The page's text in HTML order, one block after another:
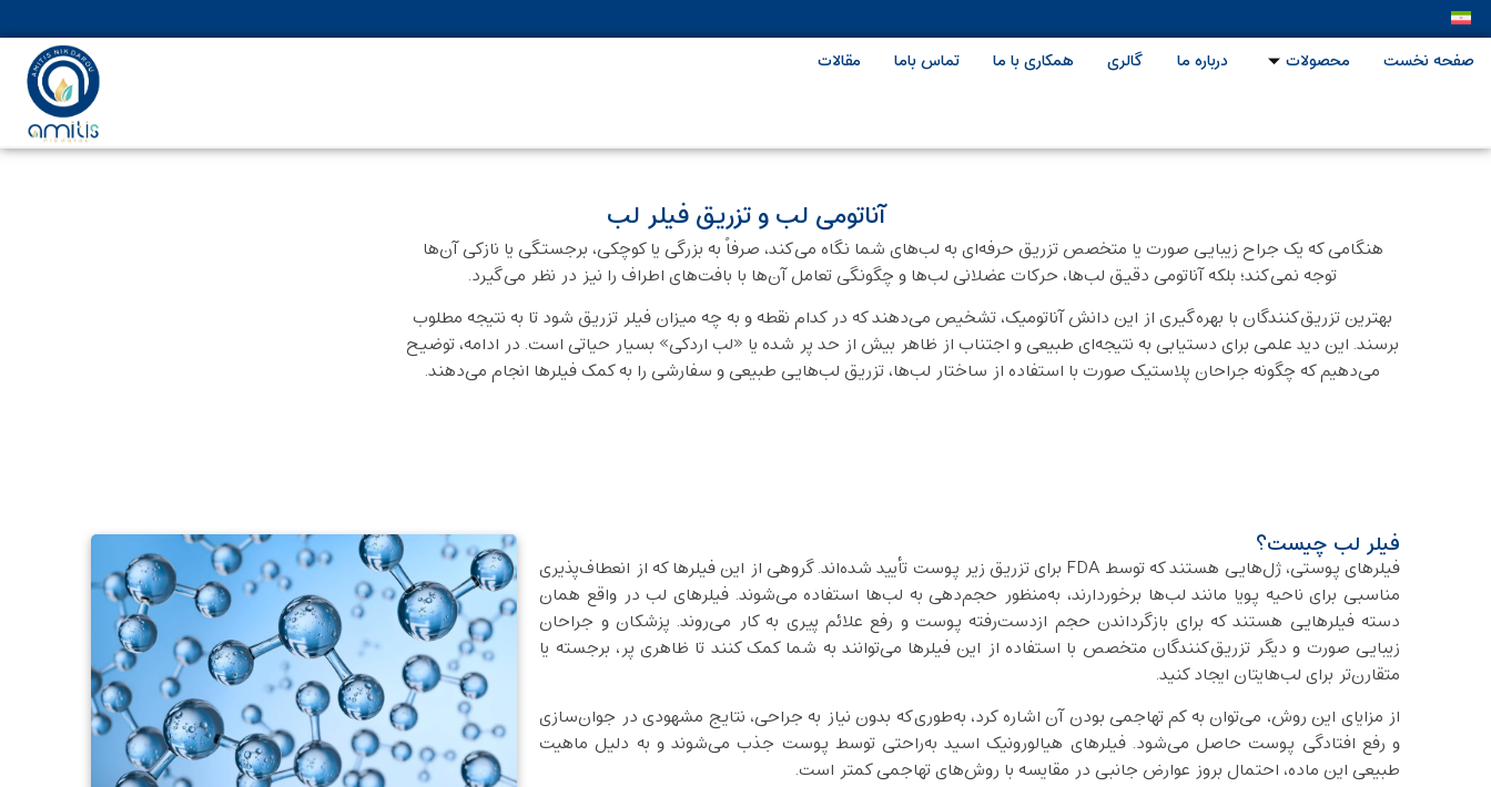
صفحه نخست محصولات درباره ما گالری همکاری با ما تماس باما مقالات
آناتومی لب و تزریق فیلر لب
هنگامی که یک جراح زیبایی صورت یا متخصص تزریق حرفه‌ای به لب‌های شما نگاه می‌کند، صرفاً به بزرگی یا کوچکی، برجستگی یا نازکی آن‌ها
توجه نمی‌کند؛ بلکه آناتومی دقیق لب‌ها، حرکات عضلانی لب‌ها و چگونگی تعامل آن‌ها با بافت‌های اطراف را نیز در نظر می‌گیرد.
بهترین تزریق‌کنندگان با بهره‌گیری از این دانش آناتومیک، تشخیص می‌دهند که در کدام نقطه و به چه میزان فیلر تزریق شود تا به نتیجه مطلوب
برسند. این دید علمی برای دستیابی به نتیجه‌ای طبیعی و اجتناب از ظاهر بیش از حد پر شده یا «لب اردکی» بسیار حیاتی است. در ادامه، توضیح
می‌دهیم که چگونه جراحان پلاستیک صورت با استفاده از ساختار لب‌ها، تزریق لب‌هایی طبیعی و سفارشی را به کمک فیلرها انجام می‌دهند.
فیلر لب چیست؟
فیلرهای پوستی، ژل‌هایی هستند که توسط FDA برای تزریق زیر پوست تأیید شده‌اند. گروهی از این فیلرها که از انعطاف‌پذیری
مناسبی برای ناحیه پویا مانند لب‌ها برخوردارند، به‌منظور حجم‌دهی به لب‌ها استفاده می‌شوند. فیلرهای لب در واقع همان
دسته فیلرهایی هستند که برای بازگرداندن حجم ازدست‌رفته پوست و رفع علائم پیری به کار می‌روند. پزشکان و جراحان
زیبایی صورت و دیگر تزریق‌کنندگان متخصص با استفاده از این فیلرها می‌توانند به شما کمک کنند تا ظاهری پر، برجسته یا
متقارن‌تر برای لب‌هایتان ایجاد کنید.
از مزایای این روش، می‌توان به کم تهاجمی بودن آن اشاره کرد، به‌طوری‌که بدون نیاز به جراحی، نتایج مشهودی در جوان‌سازی
و رفع افتادگی پوست حاصل می‌شود. فیلرهای هیالورونیک اسید به‌راحتی توسط پوست جذب می‌شوند و به دلیل ماهیت
طبیعی این ماده، احتمال بروز عوارض جانبی در مقایسه با روش‌های تهاجمی کمتر است.